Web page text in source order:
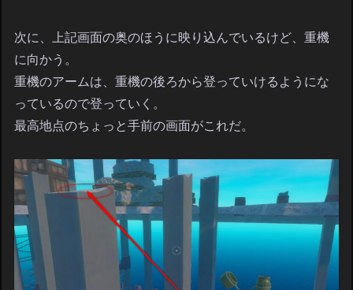
次に、上記画面の奥のほうに映り込んでいるけど、重機
に向かう。
重機のアームは、重機の後ろから登っていけるようにな
っているので登っていく。
最高地点のちょっと手前の画面がこれだ。